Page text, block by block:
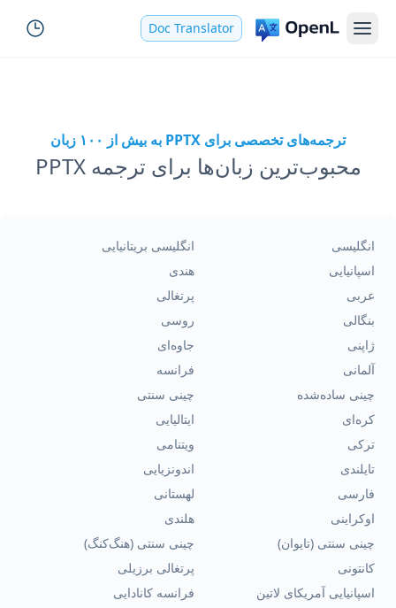
Doc Translator
ترجمه‌های تخصصی برای PPTX به بیش از ۱۰۰ زبان
محبوب‌ترین زبان‌ها برای ترجمه PPTX
انگلیسی
انگلیسی بریتانیایی
اسپانیایی
هندی
عربی
پرتغالی
بنگالی
روسی
ژاپنی
جاوه‌ای
آلمانی
فرانسه
چینی ساده‌شده
چینی سنتی
کره‌ای
ایتالیایی
ترکی
ویتنامی
تایلندی
اندونزیایی
فارسی
لهستانی
اوکراینی
هلندی
چینی سنتی (تایوان)
چینی سنتی (هنگ‌کنگ)
کانتونی
پرتغالی برزیلی
اسپانیایی آمریکای لاتین
فرانسه کانادایی